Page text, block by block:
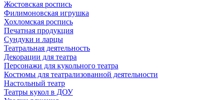
Жостовская роспись
Филимоновская игрушка
Хохломская роспись
Печатная продукция
Сундуки и ларцы
Театральная деятельность
Декорации для театра
Персонажи для кукольного театра
Костюмы для театрализованной деятельности
Настольный театр
Театры кукол в ДОУ